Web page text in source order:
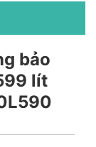
bảo
lít